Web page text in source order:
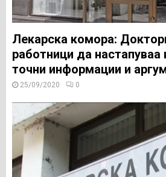
Лекарска комора:
работници да настапуваа
точни информации и
25/09/2020 0